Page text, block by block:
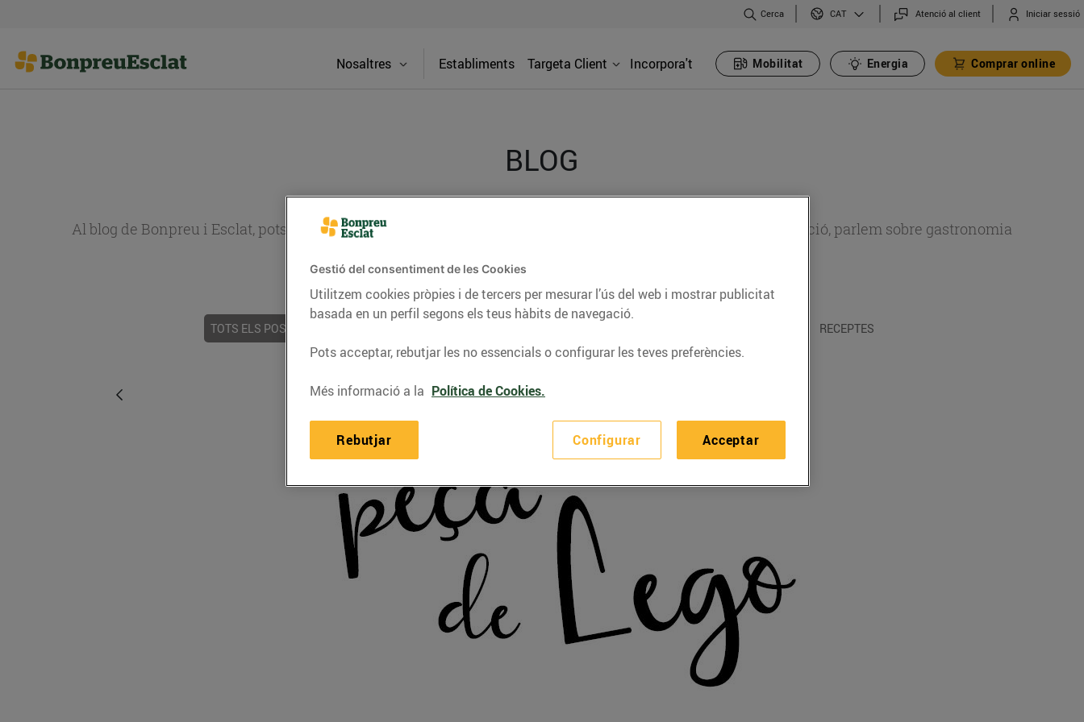
Cerca CAT Atenció al client Iniciar sessió
Nosaltres Establiments Targeta Client Incorpora't Mobilitat Energia Comprar online
BLOG
Al blog de Bonpreu i Esclat, pots trobar receptes, consells nutricionals, informació d’actualitat sobre alimentació, parlem sobre gastronomia
TOTS ELS POSTS RECEPTES
Gestió del consentiment de les Cookies
Utilitzem cookies pròpies i de tercers per mesurar l’ús del web i mostrar publicitat
basada en un perfil segons els teus hàbits de navegació.
Pots acceptar, rebutjar les no essencials o configurar les teves preferències.
Més informació a la Política de Cookies.
Configurar
Rebutjar Acceptar